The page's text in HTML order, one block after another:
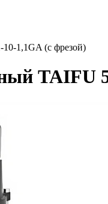
1,1GA (с фрезой)
TAIFU